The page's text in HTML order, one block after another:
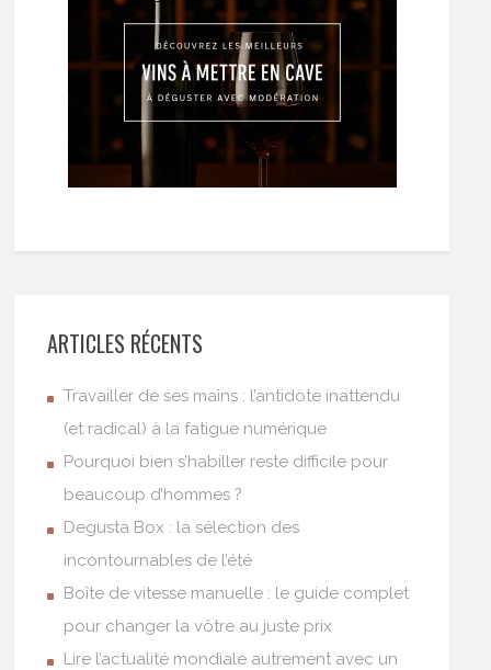
ARTICLES RÉCENTS
Travailler de ses mains : l’antidote inattendu
(et radical) à la fatigue numérique
Pourquoi bien s’habiller reste difficile pour
beaucoup d’hommes ?
Degusta Box : la sélection des
incontournables de l’été
Boîte de vitesse manuelle : le guide complet
pour changer la vôtre au juste prix
Lire l’actualité mondiale autrement avec un